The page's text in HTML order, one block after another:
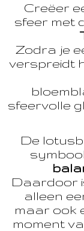
Creëer
sfeer met
Zodra je
verspreidt
sfeervolle
De
Daardoor
alleen
maar ook
moment